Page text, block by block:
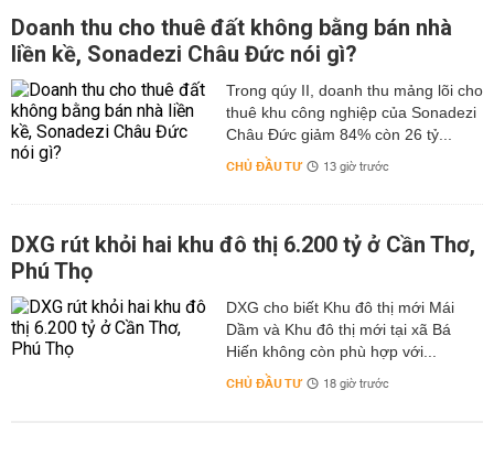
Doanh thu cho thuê đất không bằng bán nhà
liền kề, Sonadezi Châu Đức nói gì?
Trong qúy II, doanh thu mảng lõi cho
thuê khu công nghiệp của Sonadezi
Châu Đức giảm 84% còn 26 tỷ...
CHỦ ĐẦU TƯ 13 giờ trước
DXG rút khỏi hai khu đô thị 6.200 tỷ ở Cần Thơ,
Phú Thọ
DXG cho biết Khu đô thị mới Mái
Dầm và Khu đô thị mới tại xã Bá
Hiến không còn phù hợp với...
CHỦ ĐẦU TƯ 18 giờ trước